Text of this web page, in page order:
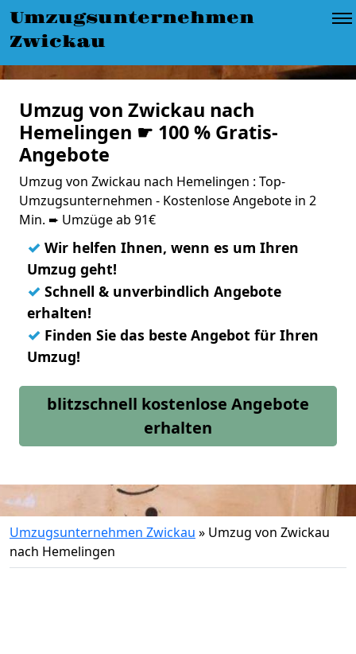
Umzugsunternehmen
Zwickau
Umzug von Zwickau nach
Hemelingen ☛ 100 % Gratis-
Angebote
Umzug von Zwickau nach Hemelingen : Top-
Umzugsunternehmen - Kostenlose Angebote in 2
Min. ➨ Umzüge ab 91€
✓ Wir helfen Ihnen, wenn es um Ihren
Umzug geht!
✓ Schnell & unverbindlich Angebote
erhalten!
✓ Finden Sie das beste Angebot für Ihren
Umzug!
blitzschnell kostenlose Angebote
erhalten
Umzugsunternehmen Zwickau » Umzug von Zwickau
nach Hemelingen